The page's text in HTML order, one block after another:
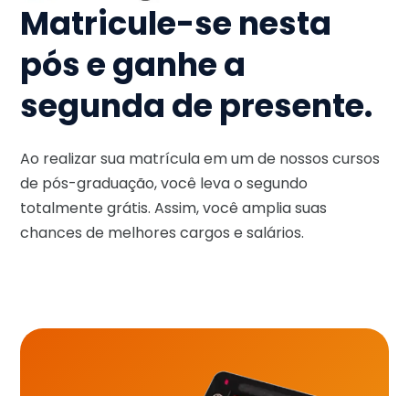
Matricule-se nesta
pós e ganhe a
segunda de presente.
Ao realizar sua matrícula em um de nossos cursos
de pós-graduação, você leva o segundo
totalmente grátis. Assim, você amplia suas
chances de melhores cargos e salários.